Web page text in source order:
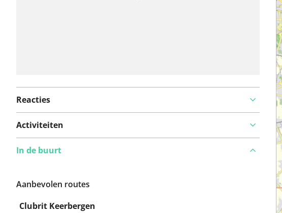
Reacties
Activiteiten
In de buurt
Aanbevolen routes
Clubrit Keerbergen